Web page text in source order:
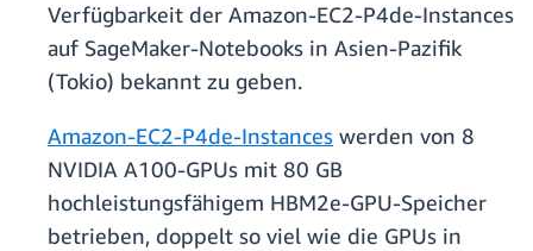
Verfügbarkeit der Amazon-EC2-P4de-Instances
auf SageMaker-Notebooks in Asien-Pazifik
(Tokio) bekannt zu geben.
Amazon-EC2-P4de-Instances werden von 8
NVIDIA A100-GPUs mit 80 GB
hochleistungsfähigem HBM2e-GPU-Speicher
betrieben, doppelt so viel wie die GPUs in